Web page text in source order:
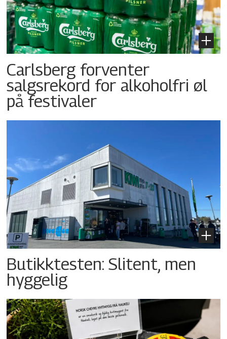
Carlsberg forventer
salgsrekord for alkoholfri øl
på festivaler
Butikktesten: Slitent, men
hyggelig